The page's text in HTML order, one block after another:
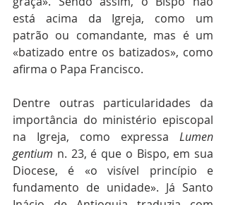
está acima da Igreja, como um
patrão ou comandante, mas é um
«batizado entre os batizados», como
afirma o Papa Francisco.
Dentre outras particularidades da
importância do ministério episcopal
na Igreja, como expressa Lumen
gentium n. 23, é que o Bispo, em sua
Diocese, é «o visível princípio e
fundamento de unidade». Já Santo